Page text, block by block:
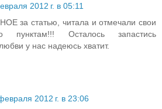
2012 г. в 05:11
за статью, читала и отмечали свои
пунктам!!! Осталось запастись
у нас надеюсь хватит.
2012 г. в 23:06